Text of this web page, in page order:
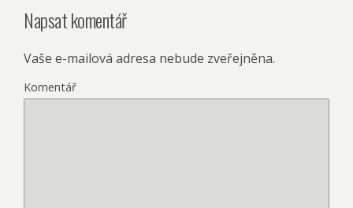
Napsat komentář
Vaše e-mailová adresa nebude zveřejněna.
Komentář